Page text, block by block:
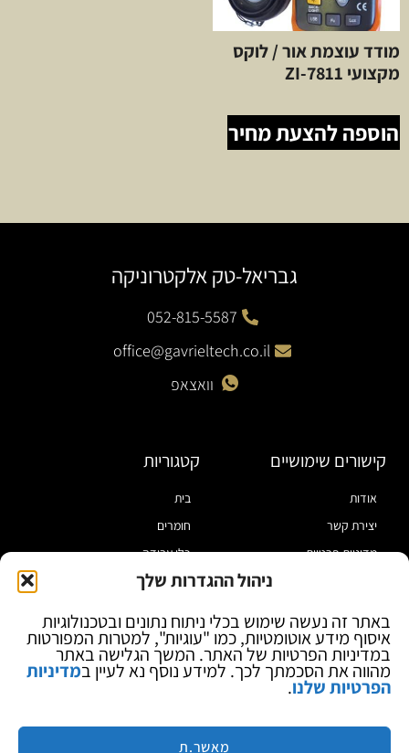
ניהול ההגדרות שלך
באתר זה נעשה שימוש בכלי ניתוח נתונים ובטכנולוגיות
איסוף מידע אוטומטיות, כמו "עוגיות", למטרות המפורטות
במדיניות הפרטיות של האתר. המשך הגלישה באתר
מהווה את הסכמתך לכך. למידע נוסף נא לעיין במדיניות
הפרטיות שלנו.
מאשר.ת
מודד עוצמת אור / לוקס
מקצועי ZI-7811
הוספה להצעת מחיר
גבריאל-טק אלקטרוניקה
052-815-5587
office@gavrieltech.co.il
וואצאפ
קישורים שימושיים
אודות
יצירת קשר
מדיניות פרטיות
בלוג
קטגוריות
בית
חומרים
כלי עבודה
מוצרי הלחמה
ספקי כח ומודדים
ציוד אופטי להגדלה
מותגים